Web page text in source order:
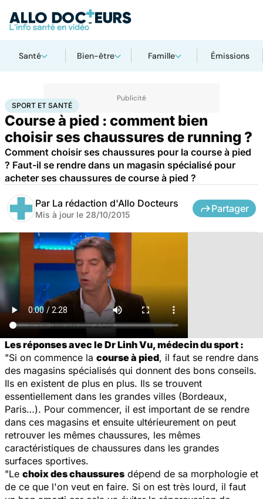
Santé Bien-être Famille Émissions
AccueilBien-êtreSport santé Sport et santé
SPORT ET SANTÉ
Course à pied : comment bien
choisir ses chaussures de running ?
Comment choisir ses chaussures pour la course à pied
? Faut-il se rendre dans un magasin spécialisé pour
acheter ses chaussures de course à pied ?
Par La rédaction d'Allo Docteurs
Mis à jour le 28/10/2015
Partager
Les réponses avec le Dr Linh Vu, médecin du sport :
"Si on commence la course à pied, il faut se rendre dans
des magasins spécialisés qui donnent des bons conseils.
Ils en existent de plus en plus. Ils se trouvent
essentiellement dans les grandes villes (Bordeaux,
Paris…). Pour commencer, il est important de se rendre
dans ces magasins et ensuite ultérieurement on peut
retrouver les mêmes chaussures, les mêmes
caractéristiques de chaussures dans les grandes
surfaces sportives.
"Le choix des chaussures dépend de sa morphologie et
de ce que l'on veut en faire. Si on est très lourd, il faut